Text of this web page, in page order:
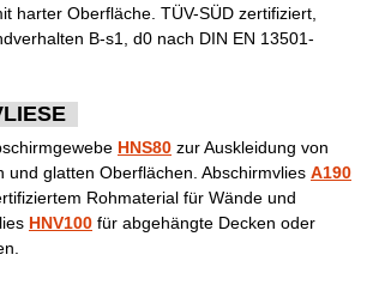
harter Oberfläche. TÜV-SÜD zertifiziert,
B-s1, d0 nach DIN EN 13501-
HNS80 zur Auskleidung von
und glatten Oberflächen. Abschirmvlies A190
Rohmaterial für Wände und
HNV100 für abgehängte Decken oder